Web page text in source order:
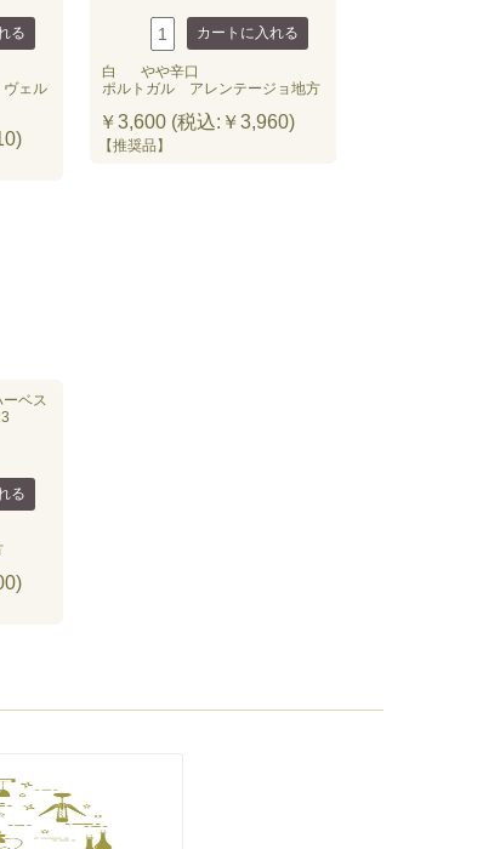
ェル
白
やや辛口
ポルトガル アレンテージョ地方
￥3,600 (税込:￥3,960)
【推奨品】
ベス